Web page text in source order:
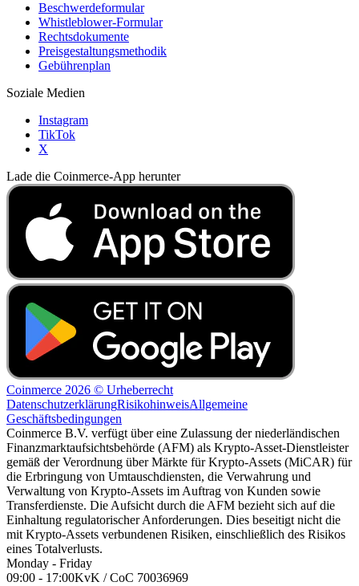
Beschwerdeformular
Whistleblower-Formular
Rechtsdokumente
Preisgestaltungsmethodik
Gebührenplan
Soziale Medien
Instagram
TikTok
X
Lade die Coinmerce-App herunter
Coinmerce 2026 © Urheberrecht
DatenschutzerklärungRisikohinweisAllgemeine
Geschäftsbedingungen
Coinmerce B.V. verfügt über eine Zulassung der niederländischen
Finanzmarktaufsichtsbehörde (AFM) als Krypto-Asset-Dienstleister
gemäß der Verordnung über Märkte für Krypto-Assets (MiCAR) für
die Erbringung von Umtauschdiensten, die Verwahrung und
Verwaltung von Krypto-Assets im Auftrag von Kunden sowie
Transferdienste. Die Aufsicht durch die AFM bezieht sich auf die
Einhaltung regulatorischer Anforderungen. Dies beseitigt nicht die
mit Krypto-Assets verbundenen Risiken, einschließlich des Risikos
eines Totalverlusts.
Monday - Friday
09:00 - 17:00KvK / CoC 70036969